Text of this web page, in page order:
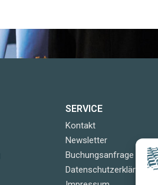
SERVICE
Kontakt
Newsletter
Buchungsanfrage
Datenschutzerklärung